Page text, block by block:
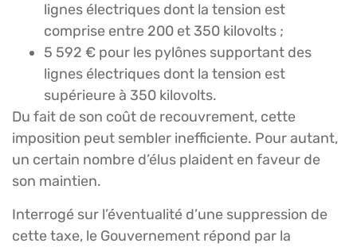
lignes électriques dont la tension est
comprise entre 200 et 350 kilovolts ;
5 592 € pour les pylônes supportant des
lignes électriques dont la tension est
supérieure à 350 kilovolts.
Du fait de son coût de recouvrement, cette
imposition peut sembler inefficiente. Pour autant,
un certain nombre d’élus plaident en faveur de
son maintien.
Interrogé sur l’éventualité d’une suppression de
cette taxe, le Gouvernement répond par la